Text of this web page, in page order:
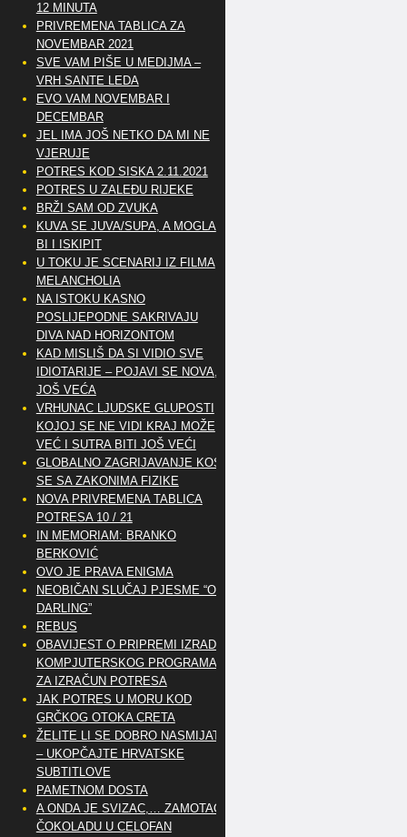
12 MINUTA
PRIVREMENA TABLICA ZA
NOVEMBAR 2021
SVE VAM PIŠE U MEDIJMA –
VRH SANTE LEDA
EVO VAM NOVEMBAR I
DECEMBAR
JEL IMA JOŠ NETKO DA MI NE
VJERUJE
POTRES KOD SISKA 2.11.2021
POTRES U ZALEĐU RIJEKE
BRŽI SAM OD ZVUKA
KUVA SE JUVA/SUPA, A MOGLA
BI I ISKIPIT
U TOKU JE SCENARIJ IZ FILMA
MELANCHOLIA
NA ISTOKU KASNO
POSLIJEPODNE SAKRIVAJU
DIVA NAD HORIZONTOM
KAD MISLIŠ DA SI VIDIO SVE
IDIOTARIJE – POJAVI SE NOVA,..
JOŠ VEĆA
VRHUNAC LJUDSKE GLUPOSTI
KOJOJ SE NE VIDI KRAJ MOŽE
VEĆ I SUTRA BITI JOŠ VEĆI
GLOBALNO ZAGRIJAVANJE KOSI
SE SA ZAKONIMA FIZIKE
NOVA PRIVREMENA TABLICA
POTRESA 10 / 21
IN MEMORIAM: BRANKO
BERKOVIĆ
OVO JE PRAVA ENIGMA
NEOBIČAN SLUČAJ PJESME “OH
DARLING”
REBUS
OBAVIJEST O PRIPREMI IZRADE
KOMPJUTERSKOG PROGRAMA
ZA IZRAČUN POTRESA
JAK POTRES U MORU KOD
GRČKOG OTOKA CRETA
ŽELITE LI SE DOBRO NASMIJATI
– UKOPČAJTE HRVATSKE
SUBTITLOVE
PAMETNOM DOSTA
A ONDA JE SVIZAC,… ZAMOTAO
ČOKOLADU U CELOFAN